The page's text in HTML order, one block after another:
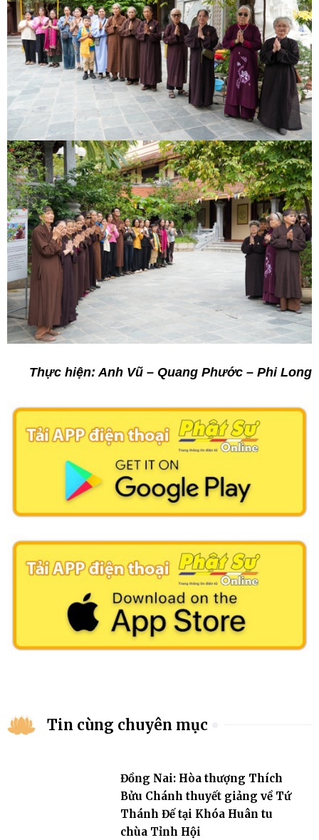
Thực hiện: Anh Vũ – Quang Phước – Phi Long
Tin cùng chuyên mục
Đồng Nai: Hòa thượng Thích
Bửu Chánh thuyết giảng về Tứ
Thánh Đế tại Khóa Huân tu
chùa Tỉnh Hội